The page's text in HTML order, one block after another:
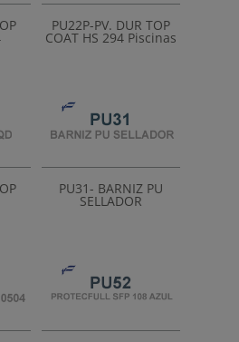
PU22P-PV. DUR TOP
COAT HS 294 Piscinas
PU31- BARNIZ PU
SELLADOR